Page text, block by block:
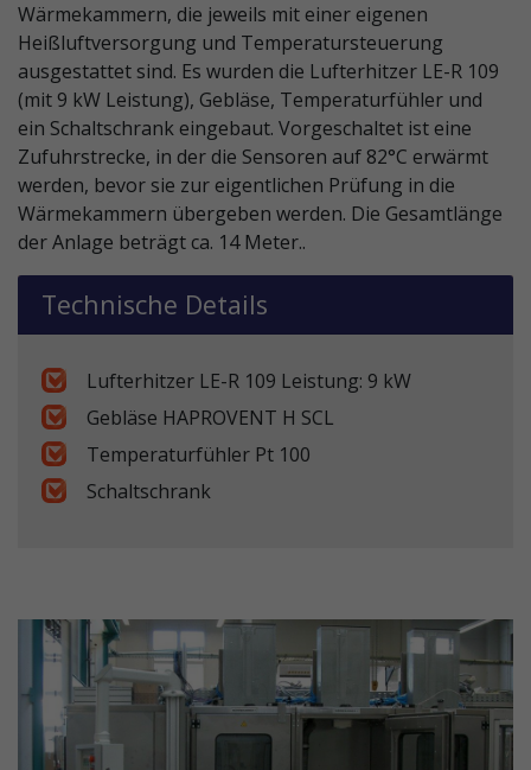
Wärmekammern, die jeweils mit einer eigenen
Heißluftversorgung und Temperatursteuerung
ausgestattet sind. Es wurden die Lufterhitzer LE-R 109
(mit 9 kW Leistung), Gebläse, Temperaturfühler und
ein Schaltschrank eingebaut. Vorgeschaltet ist eine
Zufuhrstrecke, in der die Sensoren auf 82°C erwärmt
werden, bevor sie zur eigentlichen Prüfung in die
Wärmekammern übergeben werden. Die Gesamtlänge
der Anlage beträgt ca. 14 Meter..
Technische Details
Lufterhitzer LE-R 109 Leistung: 9 kW
Gebläse HAPROVENT H SCL
Temperaturfühler Pt 100
Schaltschrank